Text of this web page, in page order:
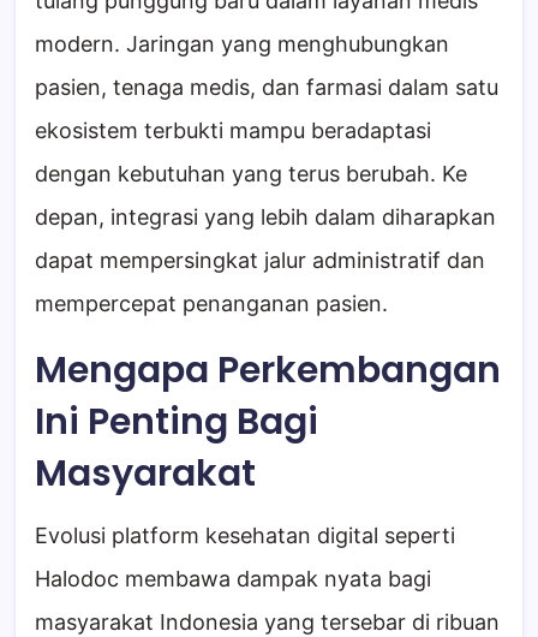
modern. Jaringan yang menghubungkan
pasien, tenaga medis, dan farmasi dalam satu
ekosistem terbukti mampu beradaptasi
dengan kebutuhan yang terus berubah. Ke
depan, integrasi yang lebih dalam diharapkan
dapat mempersingkat jalur administratif dan
mempercepat penanganan pasien.
Mengapa Perkembangan
Ini Penting Bagi
Masyarakat
Evolusi platform kesehatan digital seperti
Halodoc membawa dampak nyata bagi
masyarakat Indonesia yang tersebar di ribuan